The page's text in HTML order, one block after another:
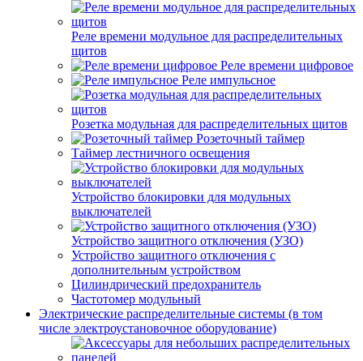
Реле времени модульное для распределительных
щитов
Реле времени цифровое
Реле импульсное
Розетка модульная для распределительных щитов
Розеточный таймер
Таймер лестничного освещения
Устройство блокировки для модульных
выключателей
Устройство защитного отключения (УЗО)
Устройство защитного отключения с
дополнительным устройством
Цилиндрический предохранитель
Частотомер модульный
Электрические распределительные системы (в том
числе электроустановочное оборудование)